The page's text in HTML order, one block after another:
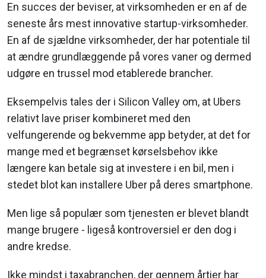
En succes der beviser, at virksomheden er en af de
seneste års mest innovative startup-virksomheder.
En af de sjældne virksomheder, der har potentiale til
at ændre grundlæggende på vores vaner og dermed
udgøre en trussel mod etablerede brancher.
Eksempelvis tales der i Silicon Valley om, at Ubers
relativt lave priser kombineret med den
velfungerende og bekvemme app betyder, at det for
mange med et begrænset kørselsbehov ikke
længere kan betale sig at investere i en bil, men i
stedet blot kan installere Uber på deres smartphone.
Men lige så populær som tjenesten er blevet blandt
mange brugere - ligeså kontroversiel er den dog i
andre kredse.
Ikke mindst i taxabranchen, der gennem årtier har